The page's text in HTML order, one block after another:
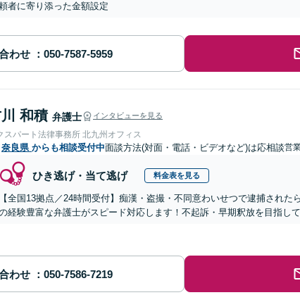
者に寄り添った金額設定
わせ
和積 弁護士 インタビューを見る
スパート法律事務所 北九州オフィス
奈良県 からも相談受付中面談方法(対面・電話・ビデオなど)は応相談営
ひき逃げ・当て逃げ 料金表を見る
【全国13拠点／24時間受付】痴漢・盗撮・不同意わいせつで逮捕され
経験豊富な弁護士がスピード対応します！不起訴・早期釈放を目指し
わせ